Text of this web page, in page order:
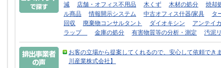
減
店舗・オフィス不用品 木くず 木材の処分
焼却
ル商品
情報開示システム 中古オフィス什器/家具
タ
回収
廃棄物コンサルタント ダイオキシン
アンテイ
ラップ
金庫の処分 有害物質等の分析・測定 汚泥
お客の立場から提案してくれるので、安心して依頼で
川産業株式会社】